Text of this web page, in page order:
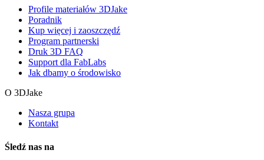
Profile materiałów 3DJake
Poradnik
Kup więcej i zaoszczędź
Program partnerski
Druk 3D FAQ
Support dla FabLabs
Jak dbamy o środowisko
O 3DJake
Nasza grupa
Kontakt
Śledź nas na